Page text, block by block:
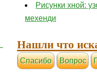
Рисунки хной:
мехенди
Нашли что
Cпасибо Вопрос